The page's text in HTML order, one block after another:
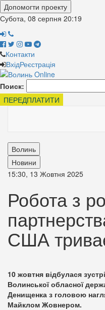
Допомогти проекту
Субота, 08 серпня 20:19
Контакти
ВхідРеєстрація
Поиск:
ПЕРЕДПЛАТИТИ
Волинь
Новини
15:30, 13 Жовтня 2025
Робота з
США
10 жовтня відбулася
Волинської обласної
Денищенка з головою
Майклом Жовнером.